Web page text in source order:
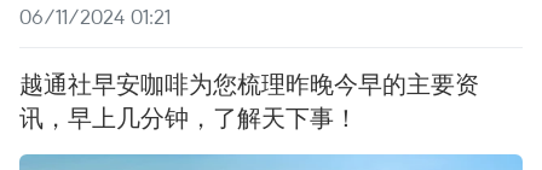
06/11/2024 01:21
越通社早安咖啡为您梳理昨晚今早的主要资
讯，早上几分钟，了解天下事！